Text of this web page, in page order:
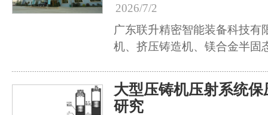
2026/7/2
广东联升精密智能装备科技有
机、挤压铸造机、镁合金半固
大型压铸机压射系统
研究